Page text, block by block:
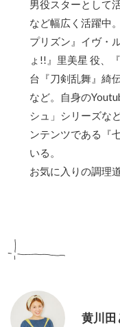
男役スターとして
など幅広く活躍中
プリズン』イヴ・
ょ!!』里美星 役、
台『刀剣乱舞』綺
など。自身の
シュ」シリーズな
ンテンツである『
いる。
お気に入りの調理
黄川田